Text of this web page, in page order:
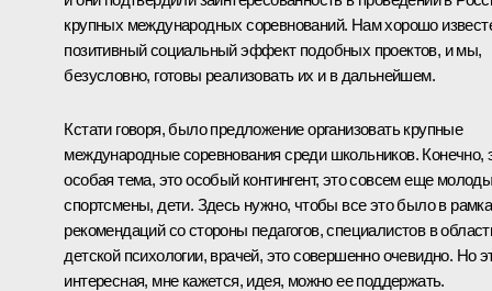
крупных международных соревнований. Нам хорошо
позитивный социальный эффект подобных проектов, и мы,
безусловно, готовы реализовать их и в дальнейшем.
Кстати говоря, было предложение организовать крупные
международные соревнования среди школьников. Конечно,
особая тема, это особый контингент, это совсем еще
спортсмены, дети. Здесь нужно, чтобы все это было в
рекомендаций со стороны педагогов, специалистов в
детской психологии, врачей, это совершенно очевидно. Но
интересная, мне кажется, идея, можно ее поддержать.